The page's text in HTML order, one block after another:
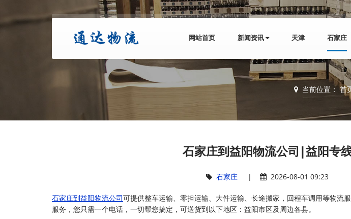
网站首页 新闻资讯 天津 石家庄
当前位置：首
石家庄到益阳物流公司|益阳专
石家庄 | 2026-08-01 09:23
石家庄到益阳物流公司可提供整车运输、零担运输、大件运输、长途搬家，回程车调用等物流
服务，您只需一个电话，一切帮您搞定，可送货到以下地区：益阳市区及周边各县。